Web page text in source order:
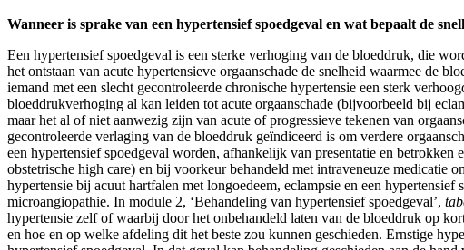
Wanneer is sprake van een hypertensief spoedgeval en wat bepaalt de
Een hypertensief spoedgeval is een sterke verhoging van de bloeddruk, die
het ontstaan van acute hypertensieve orgaanschade de snelheid waarmee de
iemand met een slecht gecontroleerde chronische hypertensie een sterk
bloeddrukverhoging al kan leiden tot acute orgaanschade (bijvoorbeeld bij
maar het al of niet aanwezig zijn van acute of progressieve tekenen van
gecontroleerde verlaging van de bloeddruk geïndiceerd is om verdere
een hypertensief spoedgeval worden, afhankelijk van presentatie en
obstetrische high care) en bij voorkeur behandeld met intraveneuze medicatie
hypertensie bij acuut hartfalen met longoedeem, eclampsie en een
microangiopathie. In module 2, ‘Behandeling van hypertensief spoedgeval’,
hypertensie zelf of waarbij door het onbehandeld laten van de bloeddruk op
en hoe en op welke afdeling dit het beste zou kunnen geschieden. Ernstige